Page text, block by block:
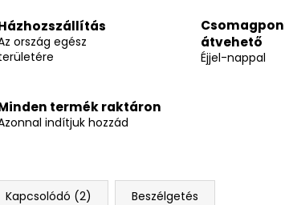
ország egész
átvehető
Éjjel-nappal
termék raktáron
indítjuk hozzád
Kapcsolódó (2) Beszélgetés